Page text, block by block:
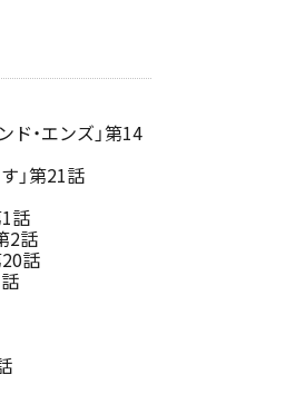
・エンズ」第14
」第21話
話
2話
話